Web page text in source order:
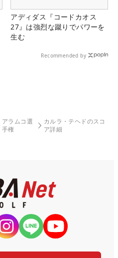
アディダス『コードカオス
27』は強烈な蹴りでパワーを
生む
Recommended by
アラムコ選
手権
カルラ・テヘドのスコ
ア詳細